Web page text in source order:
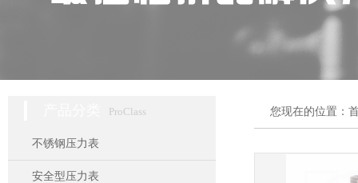
ProClass
不锈钢压力表
安全型压力表
您现在的位置：